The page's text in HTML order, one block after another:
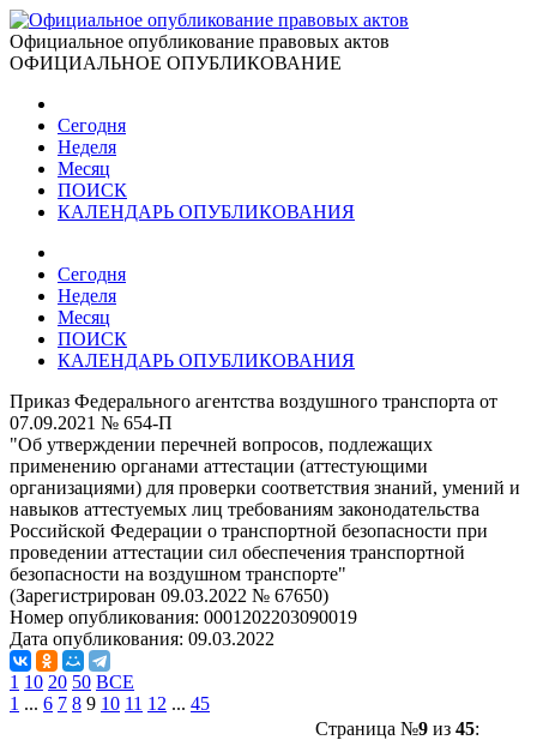
Официальное опубликование правовых актов
ОФИЦИАЛЬНОЕ ОПУБЛИКОВАНИЕ
Сегодня
Неделя
Месяц
ПОИСК
КАЛЕНДАРЬ ОПУБЛИКОВАНИЯ
Сегодня
Неделя
Месяц
ПОИСК
КАЛЕНДАРЬ ОПУБЛИКОВАНИЯ
Приказ Федерального агентства воздушного транспорта от
07.09.2021 № 654-П
"Об утверждении перечней вопросов, подлежащих
применению органами аттестации (аттестующими
организациями) для проверки соответствия знаний, умений и
навыков аттестуемых лиц требованиям законодательства
Российской Федерации о транспортной безопасности при
проведении аттестации сил обеспечения транспортной
безопасности на воздушном транспорте"
(Зарегистрирован 09.03.2022 № 67650)
Номер опубликования: 0001202203090019
Дата опубликования: 09.03.2022
1 10 20 50 ВСЕ
1 ... 6 7 8 9 10 11 12 ... 45
Страница №9из 45: